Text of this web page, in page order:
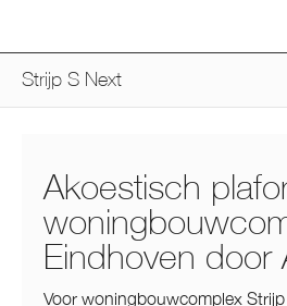
Strijp S Next
Akoestisch
Eindhoven door
Voor woningbouwcomplex